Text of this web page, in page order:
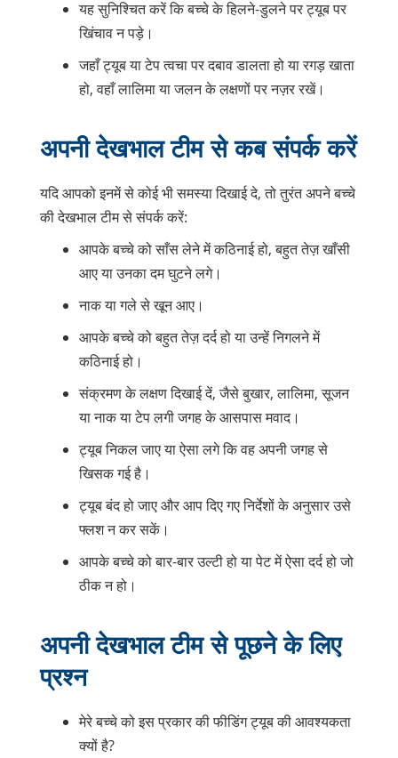
यह सुनिश्चित करें कि बच्चे के हिलने-डुलने पर ट्यूब पर
खिंचाव न पड़े।
जहाँ ट्यूब या टेप त्वचा पर दबाव डालता हो या रगड़ खाता
हो, वहाँ लालिमा या जलन के लक्षणों पर नज़र रखें।
अपनी देखभाल टीम से कब संपर्क करें
यदि आपको इनमें से कोई भी समस्या दिखाई दे, तो तुरंत अपने बच्चे
की देखभाल टीम से संपर्क करें:
आपके बच्चे को साँस लेने में कठिनाई हो, बहुत तेज़ खाँसी
आए या उनका दम घुटने लगे।
नाक या गले से खून आए।
आपके बच्चे को बहुत तेज़ दर्द हो या उन्हें निगलने में
कठिनाई हो।
संक्रमण के लक्षण दिखाई दें, जैसे बुखार, लालिमा, सूजन
या नाक या टेप लगी जगह के आसपास मवाद।
ट्यूब निकल जाए या ऐसा लगे कि वह अपनी जगह से
खिसक गई है।
ट्यूब बंद हो जाए और आप दिए गए निर्देशों के अनुसार उसे
फ्लश न कर सकें।
आपके बच्चे को बार-बार उल्टी हो या पेट में ऐसा दर्द हो जो
ठीक न हो।
अपनी देखभाल टीम से पूछने के लिए
प्रश्न
मेरे बच्चे को इस प्रकार की फीडिंग ट्यूब की आवश्यकता
क्यों है?